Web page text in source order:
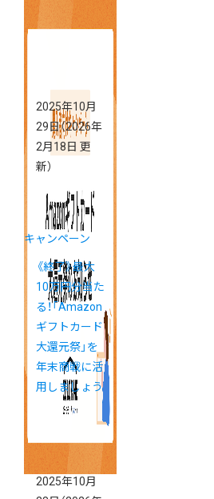
ーショップ」
がアプリスト
2025年10月
29日（2026年
2月18日 更
新）
キャンペーン
《終了》最大
10万円分当た
る！「Amazon
ギフトカード
大還元祭」を
年末商戦に活
用しましょう
2025年10月